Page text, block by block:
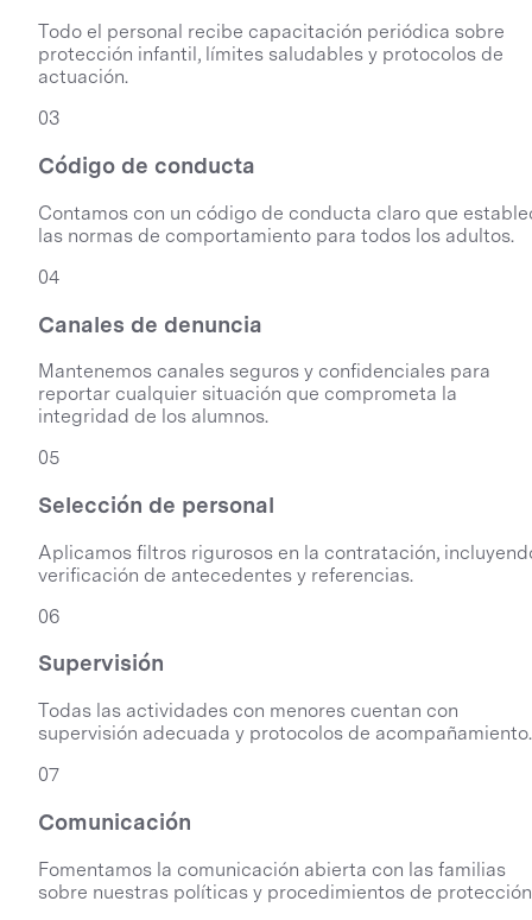
Todo el personal recibe capacitación periódica sobre
protección infantil, límites saludables y protocolos de
actuación.
03
Código de conducta
Contamos con un código de conducta claro que
las normas de comportamiento para todos los adultos.
04
Canales de denuncia
Mantenemos canales seguros y confidenciales para
reportar cualquier situación que comprometa la
integridad de los alumnos.
05
Selección de personal
Aplicamos filtros rigurosos en la contratación,
verificación de antecedentes y referencias.
06
Supervisión
Todas las actividades con menores cuentan con
supervisión adecuada y protocolos de acompañamiento.
07
Comunicación
Fomentamos la comunicación abierta con las familias
sobre nuestras políticas y procedimientos de